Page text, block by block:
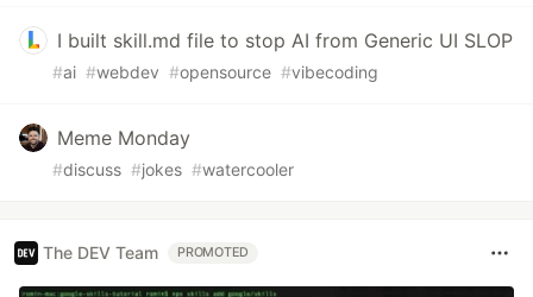
I built skill.md file to stop AI from Generic UI SLOP
#ai #webdev #opensource #vibecoding
Meme Monday
#discuss #jokes #watercooler
The DEV Team PROMOTED